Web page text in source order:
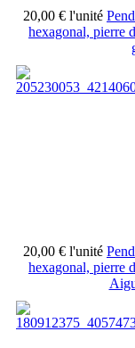
20,00 € l'unité
hexagonal, pierre
20,00 € l'unité
hexagonal, pierre